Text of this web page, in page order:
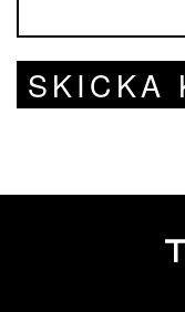
SKICKA